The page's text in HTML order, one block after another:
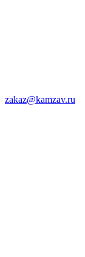
zakaz@kamzav.ru